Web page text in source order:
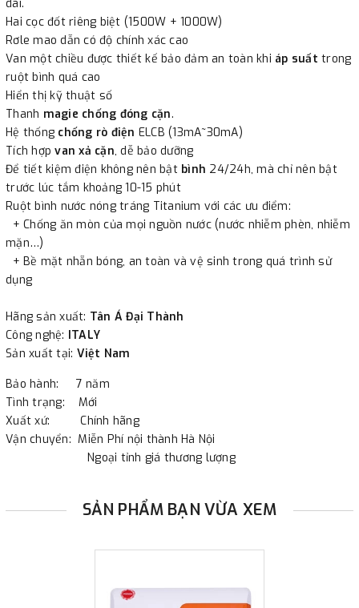
dài.
Hai cọc đốt riêng biệt (1500W + 1000W)
Rơle mao dẫn có độ chính xác cao
Van một chiều được thiết kế bảo đảm an toàn khi áp suất trong
ruột bình quá cao
Hiển thị kỹ thuật số
Thanh magie chống đóng cặn.
Hệ thống chống rò điện ELCB (13mA~30mA)
Tích hợpvan xả cặn, dễ bảo dưỡng
Để tiết kiệm điện không nên bật bình 24/24h, mà chỉ nên bật
trước lúc tắm khoảng 10-15 phút
Ruột bình nước nóng tráng Titanium với các ưu điểm:
+ Chống ăn mòn của mọi nguồn nước (nước nhiễm phèn, nhiễm
mặn…)
+ Bề mặt nhẵn bóng, an toàn và vệ sinh trong quá trình sử
dụng
Hãng sản xuất: Tân Á Đại Thành
Công nghệ: ITALY
Sản xuất tại: Việt Nam
Bảo hành: 7 năm
Tình trạng: Mới
Xuất xứ: Chính hãng
Vận chuyển: Miễn Phí nội thành Hà Nội
Ngoại tỉnh giá thương lượng
SẢN PHẨM BẠN VỪA XEM